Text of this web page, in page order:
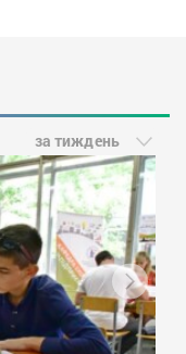
за тиждень